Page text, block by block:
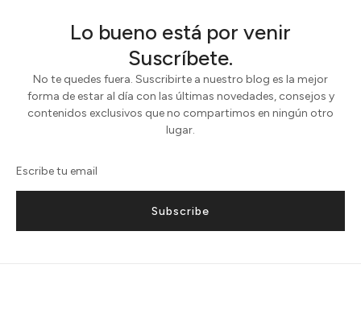
Lo bueno está por venir
Suscríbete.
No te quedes fuera. Suscribirte a nuestro blog es la mejor
forma de estar al día con las últimas novedades, consejos y
contenidos exclusivos que no compartimos en ningún otro
lugar.
Subscribe